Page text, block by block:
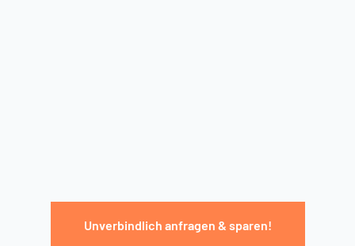
Unverbindlich anfragen & sparen!